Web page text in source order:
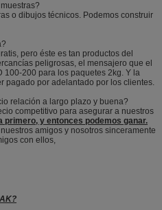
o dibujos técnicos. Podemos construir
pero éste es tan productos del
peligrosas, el mensajero que el
100-200 para los paquetes 2kg. Y la
pagado por adelantado por los clientes.
relación a largo plazo y buena?
competitivo para asegurar a nuestros
primero, y entonces podemos ganar.
amigos y nosotros sinceramente
con ellos,